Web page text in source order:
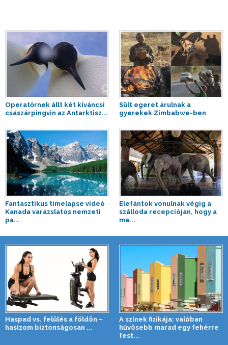
Operatőrnek állt két kíváncsi
császárpingvin az Antarktisz...
Sült egeret árulnak a
gyerekek Zimbabwe-ben
Fantasztikus timelapse videó
Kanada varázslatos nemzeti
pa...
Elefántok vonulnak végig a
szálloda recepcióján, hogy a
ma...
Haspad vs. felülés a földön –
hasizom biztonságosan ...
A színek fizikája: valóban
hűvösebb marad egy fehérre
fest...